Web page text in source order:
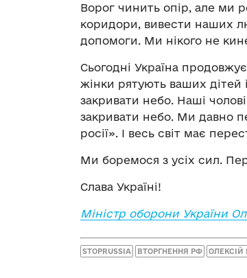
Ворог чинить опір, але ми
коридори, вивести наших
допомоги. Ми нікого не
Сьогодні Україна продовжує
жінки рятують ваших дітей
закривати небо. Наші
закривати небо. Ми давно
росії». І весь світ має
Ми боремося з усіх сил.
Слава Україні!
Міністр оборони України
STOPRUSSIA ВТОРГНЕННЯ РФ ОЛЕКСІЙ